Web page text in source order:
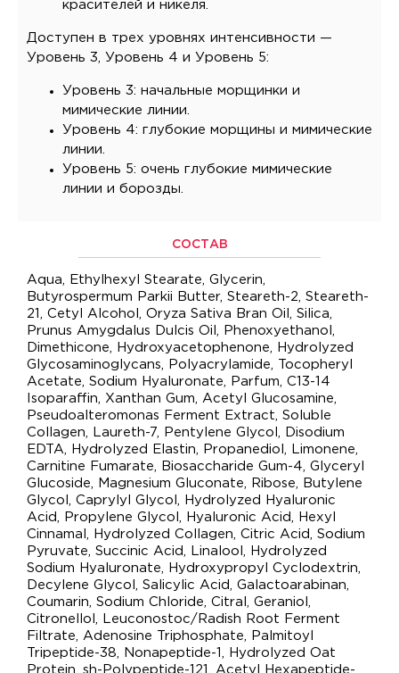
красителей и никеля.
Доступен в трех уровнях интенсивности —
Уровень 3, Уровень 4 и Уровень 5:
Уровень 3: начальные морщинки и
мимические линии.
Уровень 4: глубокие морщины и мимические
линии.
Уровень 5: очень глубокие мимические
линии и борозды.
СОСТАВ
Aqua, Ethylhexyl Stearate, Glycerin,
Butyrospermum Parkii Butter, Steareth-2, Steareth-
21, Cetyl Alcohol, Oryza Sativa Bran Oil, Silica,
Prunus Amygdalus Dulcis Oil, Phenoxyethanol,
Dimethicone, Hydroxyacetophenone, Hydrolyzed
Glycosaminoglycans, Polyacrylamide, Tocopheryl
Acetate, Sodium Hyaluronate, Parfum, C13-14
Isoparaffin, Xanthan Gum, Acetyl Glucosamine,
Pseudoalteromonas Ferment Extract, Soluble
Collagen, Laureth-7, Pentylene Glycol, Disodium
EDTA, Hydrolyzed Elastin, Propanediol, Limonene,
Carnitine Fumarate, Biosaccharide Gum-4, Glyceryl
Glucoside, Magnesium Gluconate, Ribose, Butylene
Glycol, Caprylyl Glycol, Hydrolyzed Hyaluronic
Acid, Propylene Glycol, Hyaluronic Acid, Hexyl
Cinnamal, Hydrolyzed Collagen, Citric Acid, Sodium
Pyruvate, Succinic Acid, Linalool, Hydrolyzed
Sodium Hyaluronate, Hydroxypropyl Cyclodextrin,
Decylene Glycol, Salicylic Acid, Galactoarabinan,
Coumarin, Sodium Chloride, Citral, Geraniol,
Citronellol, Leuconostoc/Radish Root Ferment
Filtrate, Adenosine Triphosphate, Palmitoyl
Tripeptide-38, Nonapeptide-1, Hydrolyzed Oat
Protein, sh-Polypeptide-121, Acetyl Hexapeptide-